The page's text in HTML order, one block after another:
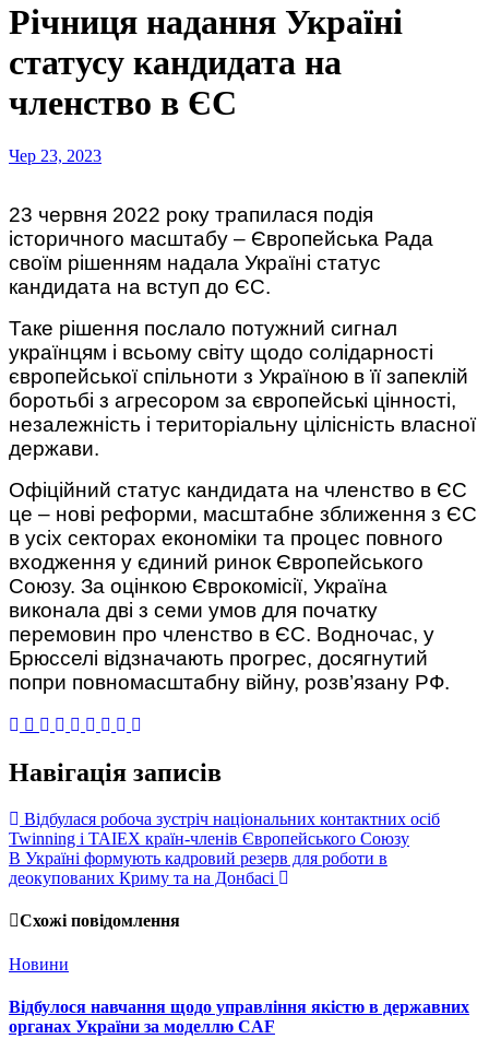
Річниця надання Україні
статусу кандидата на
членство в ЄС
Чер 23, 2023
23 червня 2022 року трапилася подія
історичного масштабу – Європейська Рада
своїм рішенням надала Україні статус
кандидата на вступ до ЄС.
Таке рішення послало потужний сигнал
українцям і всьому світу щодо солідарності
європейської спільноти з Україною в її запеклій
боротьбі з агресором за європейські цінності,
незалежність і територіальну цілісність власної
держави.
Офіційний статус кандидата на членство в ЄС
це – нові реформи, масштабне зближення з ЄС
в усіх секторах економіки та процес повного
входження у єдиний ринок Європейського
Союзу. За оцінкою Єврокомісії, Україна
виконала дві з семи умов для початку
перемовин про членство в ЄС. Водночас, у
Брюсселі відзначають прогрес, досягнутий
попри повномасштабну війну, розв’язану РФ.
Навігація записів
Відбулася робоча зустріч національних контактних осіб
Twinning і TAIEX країн-членів Європейського Союзу
В Україні формують кадровий резерв для роботи в
деокупованих Криму та на Донбасі
Схожі повідомлення
Новини
Відбулося навчання щодо управління якістю в державних
органах України за моделлю CAF